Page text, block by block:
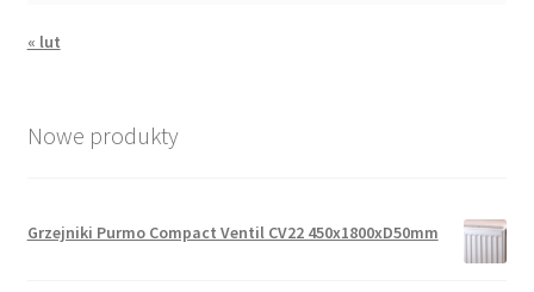
« lut
Nowe produkty
Grzejniki Purmo Compact Ventil CV22 450x1800xD50mm